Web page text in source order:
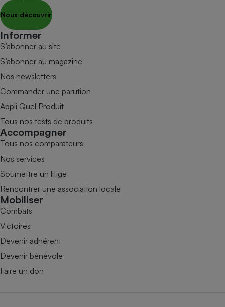
Nous découvrir
Informer
S’abonner au site
S’abonner au magazine
Nos newsletters
Commander une parution
Appli Quel Produit
Tous nos tests de produits
Accompagner
Tous nos comparateurs
Nos services
Soumettre un litige
Rencontrer une association locale
Mobiliser
Combats
Victoires
Devenir adhérent
Devenir bénévole
Faire un don